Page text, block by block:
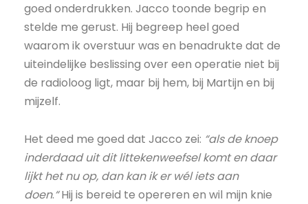
goed onderdrukken. Jacco toonde begrip en
stelde me gerust. Hij begreep heel goed
waarom ik overstuur was en benadrukte dat de
uiteindelijke beslissing over een operatie niet bij
de radioloog ligt, maar bij hem, bij Martijn en bij
mijzelf.
Het deed me goed dat Jacco zei: “als de knoep
inderdaad uit dit littekenweefsel komt en daar
lijkt het nu op, dan kan ik er wél iets aan
doen.“Hij is bereid te opereren en wil mijn knie